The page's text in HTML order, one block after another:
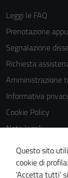
Leggi le FAQ
Prenotazione
Segnalazione
Richiesta
Amministrazione
Informativa
Cookie Policy
Note legali
Dichiarazione di
Questo sito
cookie di
'Accetta tutti'